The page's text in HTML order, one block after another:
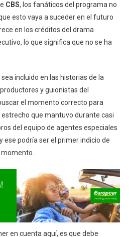
CBS, los fanáticos del programa no
esto vaya a suceder en el futuro
en los créditos del drama
lo que significa que no se ha
sea incluido en las historias de la
y guionistas del
el momento correcto para
estrecho que mantuvo durante casi
del equipo de agentes especiales
ese podría ser el primer indicio de
en cuenta aquí, es que debe